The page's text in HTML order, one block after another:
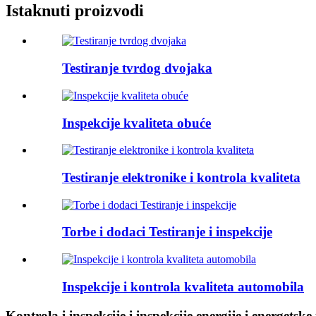
Istaknuti proizvodi
Testiranje tvrdog dvojaka
Inspekcije kvaliteta obuće
Testiranje elektronike i kontrola kvaliteta
Torbe i dodaci Testiranje i inspekcije
Inspekcije i kontrola kvaliteta automobila